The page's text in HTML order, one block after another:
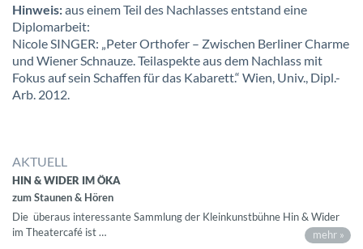
Hinweis:aus einem Teil des Nachlasses entstand eine
Diplomarbeit:
Nicole SINGER: „Peter Orthofer – Zwischen Berliner Charme
und Wiener Schnauze. Teilaspekte aus dem Nachlass mit
Fokus auf sein Schaffen für das Kabarett.“ Wien, Univ., Dipl.-
Arb. 2012.
AKTUELL
HIN & WIDER IM ÖKA
zum Staunen & Hören
Die überaus interessante Sammlung der Kleinkunstbühne Hin & Wider
im Theatercafé ist …
mehr »